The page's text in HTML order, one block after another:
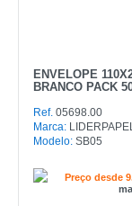
ENVELOPE
BRANCO PACK
Ref. 05698.00
Marca:
Modelo: SB05
Preço desde